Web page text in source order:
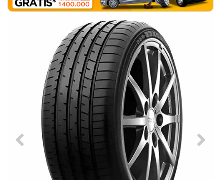
Previous Next